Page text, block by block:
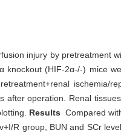
injury by pretreatment
knockout (HIF-2α-/-) mice
ischemia/
operation. Renal
Results Compared
R group, BUN and SCr